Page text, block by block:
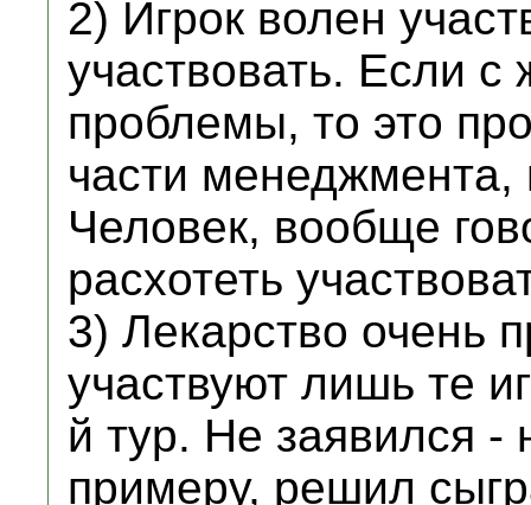
2) Игрок волен
участвовать. Если с
проблемы, то это
части менеджмента,
Человек, вообще
расхотеть
3) Лекарство очень
участвуют лишь те
й тур. Не заявился -
примеру, решил